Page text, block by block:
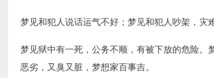
梦见和犯人说话运气不好；梦见和犯人吵架，灾
梦见狱中有一死，公务不顺，有被下放的危险
恶劣，又臭又脏，梦想家百事吉。